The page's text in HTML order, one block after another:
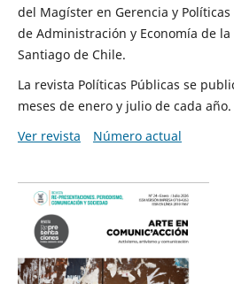
del Magíster en Gerencia y
de Administración y Economía de
Santiago de Chile.
La revista Políticas Públicas se
meses de enero y julio de cada año.
Ver revista
Número actual